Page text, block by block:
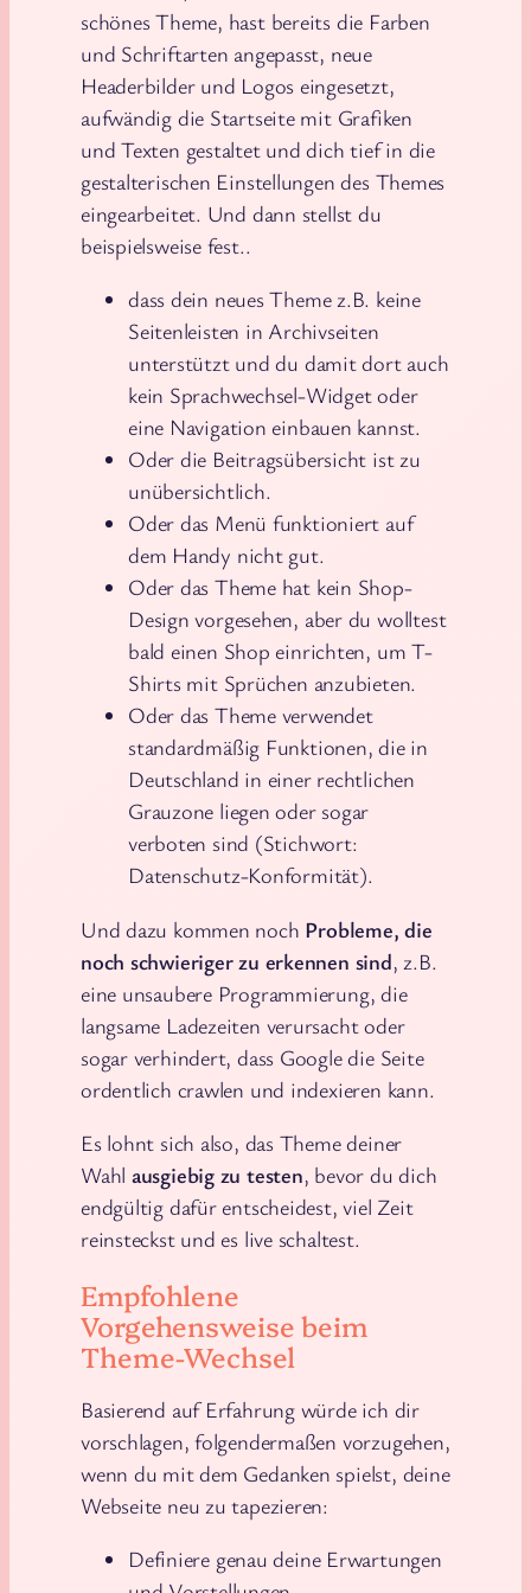
schönes Theme, hast bereits die Farben
und Schriftarten angepasst, neue
Headerbilder und Logos eingesetzt,
aufwändig die Startseite mit Grafiken
und Texten gestaltet und dich tief in die
gestalterischen Einstellungen des Themes
eingearbeitet. Und dann stellst du
beispielsweise fest..
dass dein neues Theme z.B. keine
Seitenleisten in Archivseiten
unterstützt und du damit dort auch
kein Sprachwechsel-Widget oder
eine Navigation einbauen kannst.
Oder die Beitragsübersicht ist zu
unübersichtlich.
Oder das Menü funktioniert auf
dem Handy nicht gut.
Oder das Theme hat kein Shop-
Design vorgesehen, aber du wolltest
bald einen Shop einrichten, um T-
Shirts mit Sprüchen anzubieten.
Oder das Theme verwendet
standardmäßig Funktionen, die in
Deutschland in einer rechtlichen
Grauzone liegen oder sogar
verboten sind (Stichwort:
Datenschutz-Konformität).
Und dazu kommen noch Probleme, die
noch schwieriger zu erkennen sind, z.B.
eine unsaubere Programmierung, die
langsame Ladezeiten verursacht oder
sogar verhindert, dass Google die Seite
ordentlich crawlen und indexieren kann.
Es lohnt sich also, das Theme deiner
Wahl ausgiebig zu testen, bevor du dich
endgültig dafür entscheidest, viel Zeit
reinsteckst und es live schaltest.
Empfohlene
Vorgehensweise beim
Theme-Wechsel
Basierend auf Erfahrung würde ich dir
vorschlagen, folgendermaßen vorzugehen,
wenn du mit dem Gedanken spielst, deine
Webseite neu zu tapezieren:
Definiere genau deine Erwartungen